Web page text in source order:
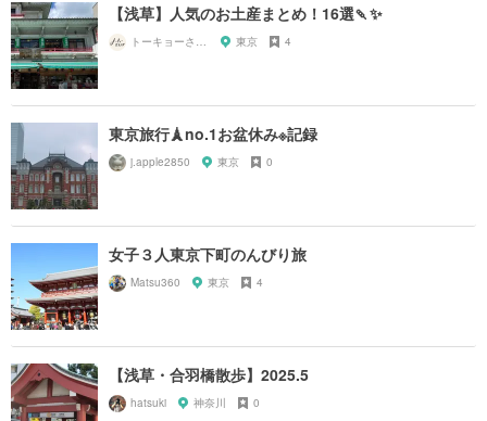
【浅草】人気のお土産まとめ！16選🍡✨
トーキョーさんぽ 東京 4
東京旅行🗼no.1お盆休み※記録
j.apple2850 東京 0
女子３人東京下町のんびり旅
Matsu360 東京 4
【浅草・合羽橋散歩】2025.5
hatsuki 神奈川 0